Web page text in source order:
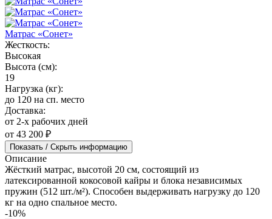
Матрас «Сонет»
Жесткость:
Высокая
Высота (см):
19
Нагрузка (кг):
до 120 на сп. место
Доставка:
от 2-х рабочих дней
от 43 200 ₽
Показать / Скрыть информацию
Описание
Жёсткий матрас, высотой 20 см, состоящий из
латексированной кокосовой кайры и блока независимых
пружин (512 шт./м²). Способен выдерживать нагрузку до 120
кг на одно спальное место.
-10%